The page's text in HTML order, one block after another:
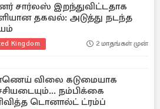
சார்லஸ் இறந்துவிட்டதாக
தகவல்: அடுத்து நடந்த
Kingdom 2 மாதங்கள் முன்
விலை கடுமையாக
நம்பிக்கை
டொனால்ட் ட்ரம்ப்